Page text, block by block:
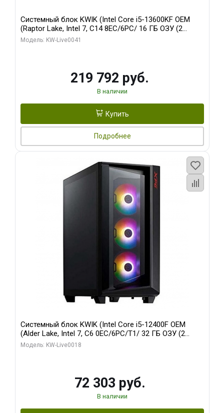
Системный блок KWIK (Intel Core i5-13600KF OEM
(Raptor Lake, Intel 7, C14 8EC/6PC/ 16 ГБ ОЗУ (2
модуля)/ Palit RTX5080 GAMINGPRO OC 16GB GDDR7
Модель: KW-Live0041
219 792 руб.
В наличии
Купить
Подробнее
Системный блок KWIK (Intel Core i5-12400F OEM
(Alder Lake, Intel 7, C6 0EC/6PC/T1/ 32 ГБ ОЗУ (2
модуля)/ Ninja Sinotex GTX1660 SUPER 6GB GDDR6
Модель: KW-Live0018
72 303 руб.
В наличии